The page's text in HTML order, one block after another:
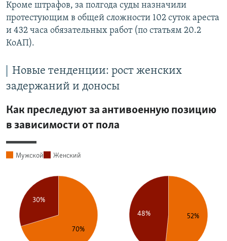
Кроме штрафов, за полгода суды назначили
протестующим в общей сложности 102 суток ареста
и 432 часа обязательных работ (по статьям 20.2
КоАП).
Новые тенденции: рост женских
задержаний и доносы